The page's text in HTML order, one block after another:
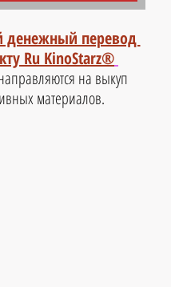
денежный перевод
Ru KinoStarz®
на выкуп
материалов.